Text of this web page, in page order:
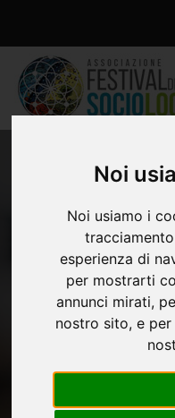
Noi
Noi usiamo i
esperienza di
per mostrarti
annunci mirati,
nostro sito, e
“PRESTARE
CURA
RINUNCIARE
UN MODO IN
PER
DIECI ANNI
SABINA